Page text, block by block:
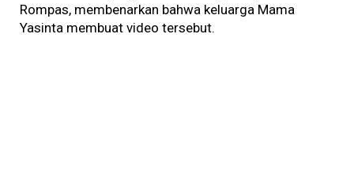
Rompas, membenarkan bahwa keluarga Mama
Yasinta membuat video tersebut.